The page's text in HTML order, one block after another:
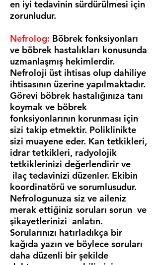
en iyi tedavinin sürdürülmesi için
zorunludur.
Nefrolog: Böbrek fonksiyonları
ve böbrek hastalıkları konusunda
uzmanlaşmış hekimlerdir.
Nefroloji üst ihtisas olup dahiliye
ihtisasının üzerine yapılmaktadır.
Görevi böbrek hastalığınıza tanı
koymak ve böbrek
fonksiyonlarının korunması için
sizi takip etmektir. Poliklinikte
sizi muayene eder. Kan tetkikleri,
idrar tetkikleri, radyolojik
tetkiklerinizi değerlendirir ve
ilaç tedavinizi düzenler. Ekibin
koordinatörü ve sorumlusudur.
Nefrologunuza siz ve aileniz
merak ettiğiniz soruları sorun ve
şikayetlerinizi anlatın.
Sorularınızı hatırladıkça bir
kağıda yazın ve böylece soruları
daha düzenli bir şekilde